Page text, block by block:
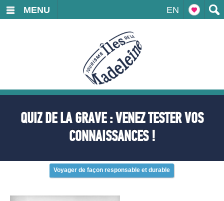
EN
MENU
QUIZ DE LA GRAVE : VENEZ TESTER VOS
CONNAISSANCES !
Voyager de façon responsable et durable